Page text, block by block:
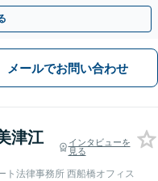
メールでお問い合わせ
津江
インタビューを
見る
ト法律事務所 西船橋オフィス